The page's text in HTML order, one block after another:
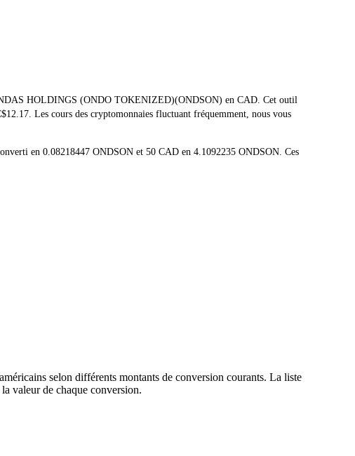
HOLDINGS (ONDO TOKENIZED)(ONDSON) en CAD. Cet outil
Les cours des cryptomonnaies fluctuant fréquemment, nous vous
en 0.08218447 ONDSON et 50 CAD en 4.1092235 ONDSON. Ces
selon différents montants de conversion courants. La liste
valeur de chaque conversion.